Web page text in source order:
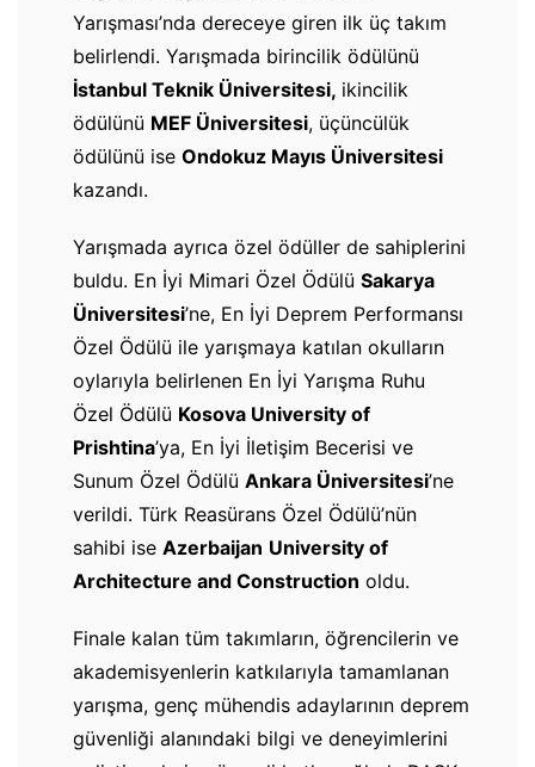
Yarışması’nda dereceye giren ilk üç takım
belirlendi. Yarışmada birincilik ödülünü
İstanbul Teknik Üniversitesi, ikincilik
ödülünü MEF Üniversitesi, üçüncülük
ödülünü ise Ondokuz Mayıs Üniversitesi
kazandı.
Yarışmada ayrıca özel ödüller de sahiplerini
buldu. En İyi Mimari Özel Ödülü Sakarya
Üniversitesi’ne, En İyi Deprem Performansı
Özel Ödülü ile yarışmaya katılan okulların
oylarıyla belirlenen En İyi Yarışma Ruhu
Özel Ödülü Kosova University of
Prishtina’ya, En İyi İletişim Becerisi ve
Sunum Özel Ödülü Ankara Üniversitesi’ne
verildi. Türk Reasürans Özel Ödülü’nün
sahibi ise Azerbaijan University of
Architecture and Construction oldu.
Finale kalan tüm takımların, öğrencilerin ve
akademisyenlerin katkılarıyla tamamlanan
yarışma, genç mühendis adaylarının deprem
güvenliği alanındaki bilgi ve deneyimlerini